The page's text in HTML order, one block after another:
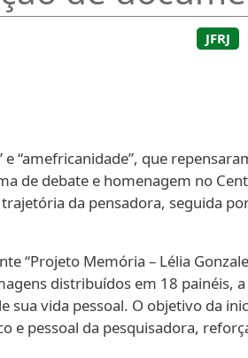
JFRJ
“amefricanidade”, que
de debate e homenagem no
da pensadora, seguida
“Projeto Memória – Lélia
distribuídos em 18
sua vida pessoal. O objetivo da
e pessoal da pesquisadora,